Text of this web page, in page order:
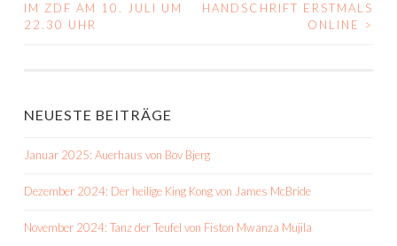
NAVIGATION
IM ZDF AM 10. JULI UM
22.30 UHR
HANDSCHRIFT ERSTMALS
ONLINE
>
NEUESTE BEITRÄGE
Januar 2025: Auerhaus von Bov Bjerg
Dezember 2024: Der heilige King Kong von James McBride
November 2024: Tanz der Teufel von Fiston Mwanza Mujila